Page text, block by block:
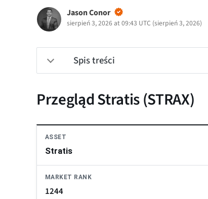
Jason Conor
sierpień 3, 2026 at 09:43 UTC (sierpień 3, 2026)
Spis treści
Przegląd Stratis (STRAX)
ASSET
Stratis
MARKET RANK
1244